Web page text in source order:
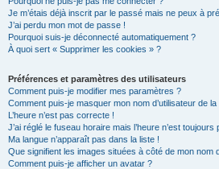
Je m’étais déjà inscrit par le passé mais ne peux à
J’ai perdu mon mot de passe !
Pourquoi suis-je déconnecté automatiquement ?
À quoi sert « Supprimer les cookies » ?
Préférences et paramètres des utilisateurs
Comment puis-je modifier mes paramètres ?
Comment puis-je masquer mon nom d’utilisateur de
L’heure n’est pas correcte !
J’ai réglé le fuseau horaire mais l’heure n’est
Ma langue n’apparaît pas dans la liste !
Que signifient les images situées à côté de mon nom
Comment puis-je afficher un avatar ?